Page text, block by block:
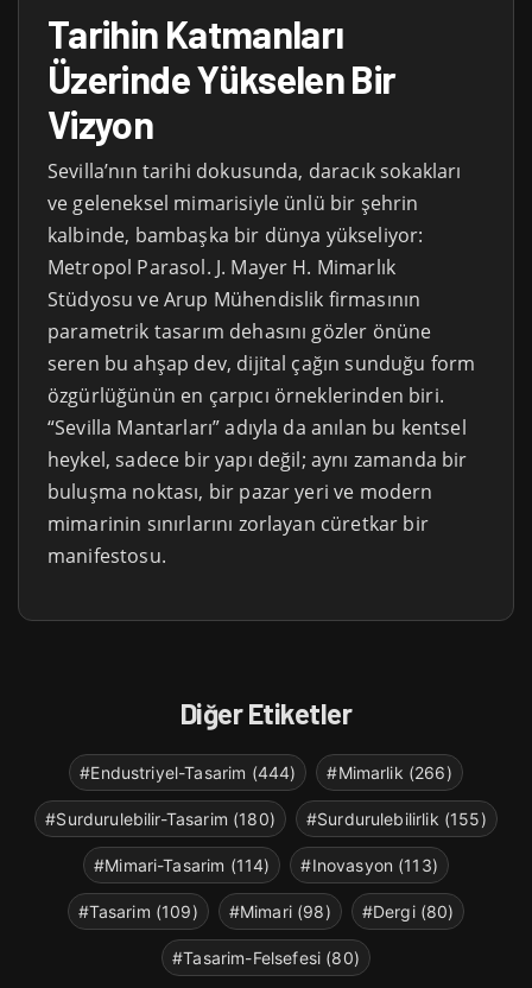
Tarihin Katmanları
Üzerinde Yükselen Bir
Vizyon
Sevilla’nın tarihi dokusunda, daracık sokakları
ve geleneksel mimarisiyle ünlü bir şehrin
kalbinde, bambaşka bir dünya yükseliyor:
Metropol Parasol. J. Mayer H. Mimarlık
Stüdyosu ve Arup Mühendislik firmasının
parametrik tasarım dehasını gözler önüne
seren bu ahşap dev, dijital çağın sunduğu form
özgürlüğünün en çarpıcı örneklerinden biri.
“Sevilla Mantarları” adıyla da anılan bu kentsel
heykel, sadece bir yapı değil; aynı zamanda bir
buluşma noktası, bir pazar yeri ve modern
mimarinin sınırlarını zorlayan cüretkar bir
manifestosu.
Diğer Etiketler
#Endustriyel-Tasarim (444) #Mimarlik (266)
#Surdurulebilir-Tasarim (180) #Surdurulebilirlik (155)
#Mimari-Tasarim (114) #Inovasyon (113)
#Tasarim (109) #Mimari (98) #Dergi (80)
#Tasarim-Felsefesi (80)